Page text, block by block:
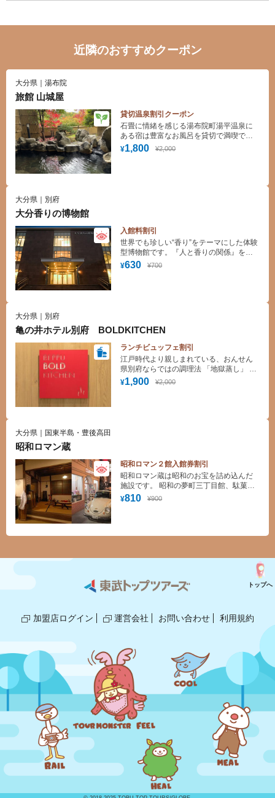
近隣のおすすめクーポン
大分県｜湯布院
旅館 山城屋
貸切温泉割引クーポン
¥1,800 ¥2,000
石畳に情緒を感じる湯布院町湯平温泉に
ある宿は豊富なお風呂を貸切で満喫でき
ます。九州八十八湯にも認定されており
ます。
大分県｜別府
大分香りの博物館
入館料割引
¥630 ¥700
世界でも珍しい“香り”をテーマにした体験
型博物館です。『人と香りの関係』を歴
史的に辿れるよう、解説パネルや、古代
事前予約）。
大分県｜別府
亀の井ホテル別府 BOLDKITCHEN
ランチビュッフェ割引
¥1,900 ¥2,000
江戸時代より親しまれている、おんせん
県別府ならではの調理法 「地獄蒸し」 。
塩分を含んだ温泉蒸気で蒸しあげる為、
素材本来の旨味を凝縮し、美味しさが最
大分県｜国東半島・豊後高田
昭和ロマン蔵
昭和ロマン２館入館券割引
¥810 ¥900
昭和ロマン蔵は昭和のお宝を詰め込んだ
施設です。 昭和の夢町三丁目館、駄菓子
屋の夢博物館を訪れる人はみな懐かしの
加盟店ログイン 運営会社 お問い合わせ 利用規約
トップへ